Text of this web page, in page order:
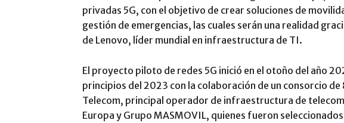
privadas 5G, con el objetivo de crear soluciones de
gestión de emergencias, las cuales serán una realidad
de Lenovo, líder mundial en infraestructura de TI.
El proyecto piloto de redes 5G inició en el otoño del año
principios del 2023 con la colaboración de un consorcio
Telecom, principal operador de infraestructura de
Europa y Grupo MASMOVIL, quienes fueron